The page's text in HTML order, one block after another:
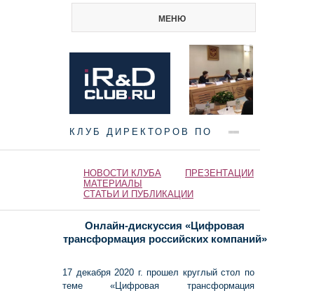
МЕНЮ
КЛУБ ДИРЕКТОРОВ ПО
НАУКЕ И ИННОВАЦИЯМ
НОВОСТИ КЛУБА
ПРЕЗЕНТАЦИИ
МАТЕРИАЛЫ
СТАТЬИ И ПУБЛИКАЦИИ
Онлайн-дискуссия «Цифровая
трансформация российских компаний»
17 декабря 2020 г. прошел круглый стол по
теме «Цифровая трансформация